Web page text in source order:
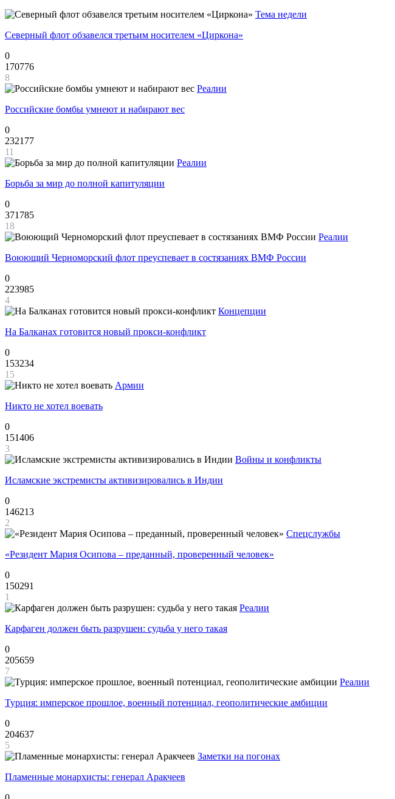
Тема недели
Северный флот обзавелся третьим носителем «Циркона»
0
170776
8
Реалии
Российские бомбы умнеют и набирают вес
0
232177
11
Реалии
Борьба за мир до полной капитуляции
0
371785
18
Реалии
Воюющий Черноморский флот преуспевает в состязаниях ВМФ России
0
223985
4
Концепции
На Балканах готовится новый прокси-конфликт
0
153234
15
Армии
Никто не хотел воевать
0
151406
3
Войны и конфликты
Исламские экстремисты активизировались в Индии
0
146213
2
Спецслужбы
«Резидент Мария Осипова – преданный, проверенный человек»
0
150291
1
Реалии
Карфаген должен быть разрушен: судьба у него такая
0
205659
7
Реалии
Турция: имперское прошлое, военный потенциал, геополитические амбиции
0
204637
5
Заметки на погонах
Пламенные монархисты: генерал Аракчеев